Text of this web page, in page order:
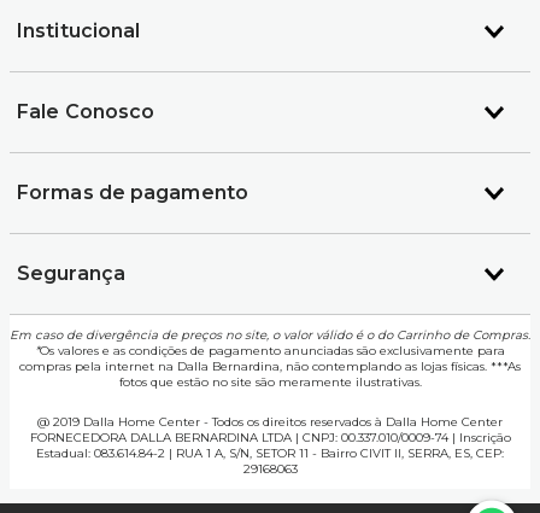
Institucional
Fale Conosco
Formas de pagamento
Segurança
Em caso de divergência de preços no site, o valor válido é o do Carrinho de Compras.
*Os valores e as condições de pagamento anunciadas são exclusivamente para
compras pela internet na Dalla Bernardina, não contemplando as lojas físicas. ***As
fotos que estão no site são meramente ilustrativas.
@ 2019 Dalla Home Center - Todos os direitos reservados à Dalla Home Center
FORNECEDORA DALLA BERNARDINA LTDA | CNPJ: 00.337.010/0009-74 | Inscrição
Estadual: 083.614.84-2 | RUA 1 A, S/N, SETOR 11 - Bairro CIVIT II, SERRA, ES, CEP:
29168063